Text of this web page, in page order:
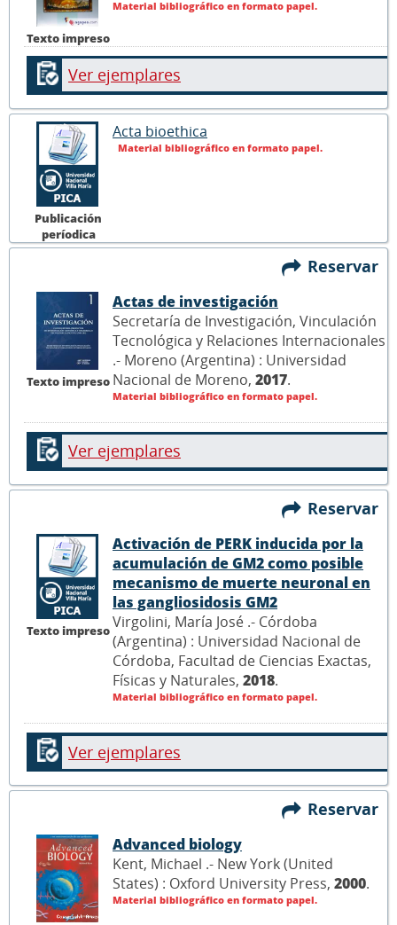
Texto impreso
Material bibliográfico en formato papel.
Ver ejemplares
Publicación
períodica
Acta bioethica
Material bibliográfico en formato papel.
Reservar
Texto impreso
Actas de investigación
Secretaría de Investigación, Vinculación
Tecnológica y Relaciones Internacionales
.- Moreno (Argentina) : Universidad
Nacional de Moreno, 2017.
Material bibliográfico en formato papel.
Ver ejemplares
Reservar
Texto impreso
Activación de PERK inducida por la
acumulación de GM2 como posible
mecanismo de muerte neuronal en
las gangliosidosis GM2
Virgolini, María José .- Córdoba
(Argentina) : Universidad Nacional de
Córdoba, Facultad de Ciencias Exactas,
Físicas y Naturales, 2018.
Material bibliográfico en formato papel.
Ver ejemplares
Reservar
Advanced biology
Kent, Michael .- New York (United
States) : Oxford University Press, 2000.
Material bibliográfico en formato papel.